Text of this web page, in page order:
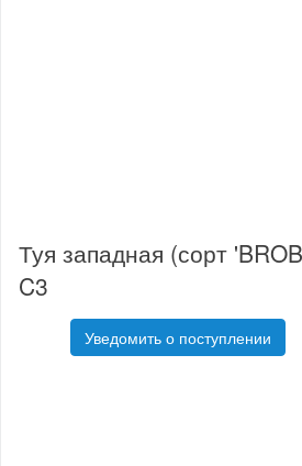
Туя западная (сорт
C3
Уведомить о поступлении